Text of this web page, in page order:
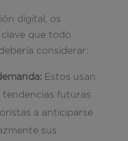
digital, os
que todo
considerar:
Estos usan
futuras
a anticiparse
sus